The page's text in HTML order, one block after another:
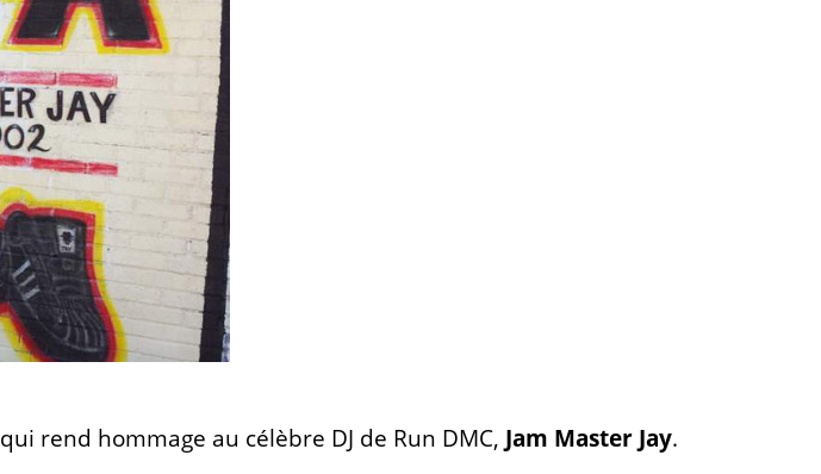
qui rend hommage au célèbre DJ de Run DMC, Jam Master Jay.